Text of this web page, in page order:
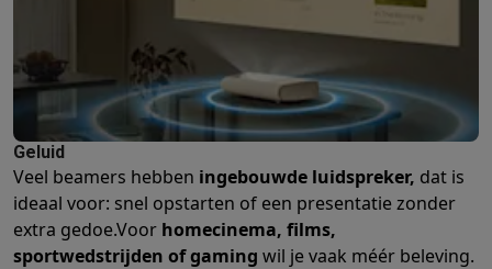
Geluid
Veel beamers hebben ingebouwde luidspreker, dat is
ideaal voor: snel opstarten of een presentatie zonder
extra gedoe.Voor homecinema, films,
sportwedstrijden of gaming wil je vaak méér beleving.